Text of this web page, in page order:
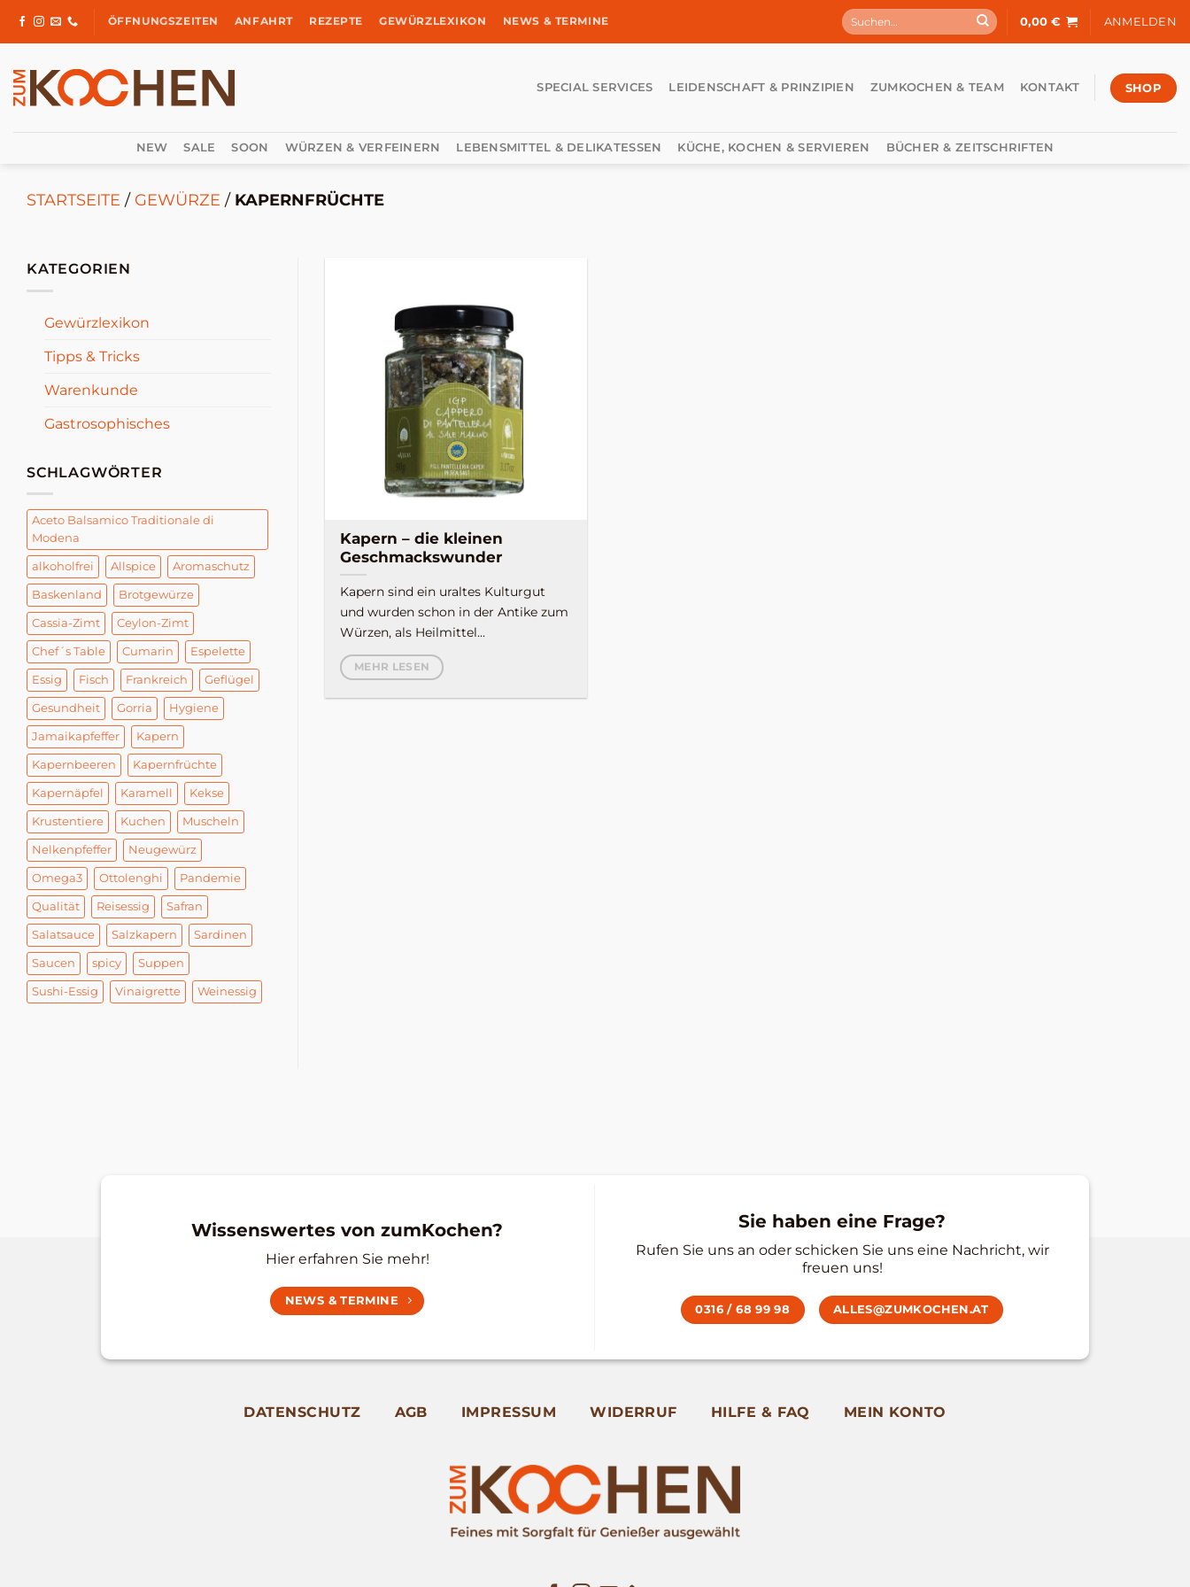
Inhalt
ÖFFNUNGSZEITEN ANFAHRT REZEPTE GEWÜRZLEXIKON NEWS & TERMINE
Suchen
nach:
0,00€ ANMELDEN
SPECIAL SERVICES LEIDENSCHAFT & PRINZIPIEN ZUMKOCHEN & TEAM KONTAKT SHOP
NEW SALE SOON WÜRZEN & VERFEINERN LEBENSMITTEL & DELIKATESSEN KÜCHE, KOCHEN & SERVIEREN BÜCHER & ZEITSCHRIFTEN
STARTSEITE / GEWÜRZE / KAPERNFRÜCHTE
KATEGORIEN
Gewürzlexikon
Tipps & Tricks
Warenkunde
Gastrosophisches
SCHLAGWÖRTER
Aceto Balsamico Traditionale di
Modena
alkoholfrei Allspice Aromaschutz
Baskenland Brotgewürze
Cassia-Zimt Ceylon-Zimt
Chef´s Table Cumarin Espelette
Essig Fisch Frankreich Geflügel
Gesundheit Gorria Hygiene
Jamaikapfeffer Kapern
Kapernbeeren Kapernfrüchte
Kapernäpfel Karamell Kekse
Krustentiere Kuchen Muscheln
Nelkenpfeffer Neugewürz
Omega3 Ottolenghi Pandemie
Qualität Reisessig Safran
Salatsauce Salzkapern Sardinen
Saucen spicy Suppen
Sushi-Essig Vinaigrette Weinessig
Kapern – die kleinen
Geschmackswunder
Kapern sind ein uraltes Kulturgut
und wurden schon in der Antike zum
Würzen, als Heilmittel...
MEHR LESEN
Wissenswertes von zumKochen?
Hier erfahren Sie mehr!
NEWS & TERMINE
Sie haben eine Frage?
Rufen Sie uns an oder schicken Sie uns eine Nachricht, wir
freuen uns!
0316 / 68 99 98 ALLES@ZUMKOCHEN.AT
DATENSCHUTZ AGB IMPRESSUM WIDERRUF HILFE & FAQ MEIN KONTO